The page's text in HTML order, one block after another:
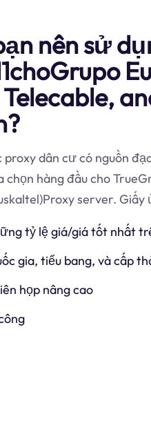
nên sử
Telecable,
dân cư có nguồn
chọn hàng đầu cho
server. Giấy
tỷ lệ giá/giá tốt nhất
gia, tiểu bang, và cấp
họp nâng cao